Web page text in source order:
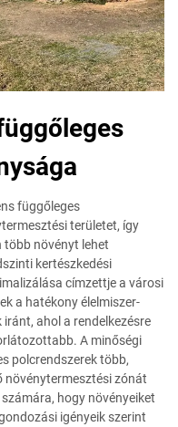
függőleges
területet, így
több növényt lehet
kertészkedési
címzettje a városi
a hatékony élelmiszer-
ahol a rendelkezésre
A minőségi
polcrendszerek több,
növénytermesztési zónát
hogy növényeiket
igényeik szerint